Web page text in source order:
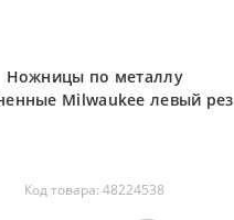
Ножницы по металлу
Milwaukee левый рез
Код товара: 48224538